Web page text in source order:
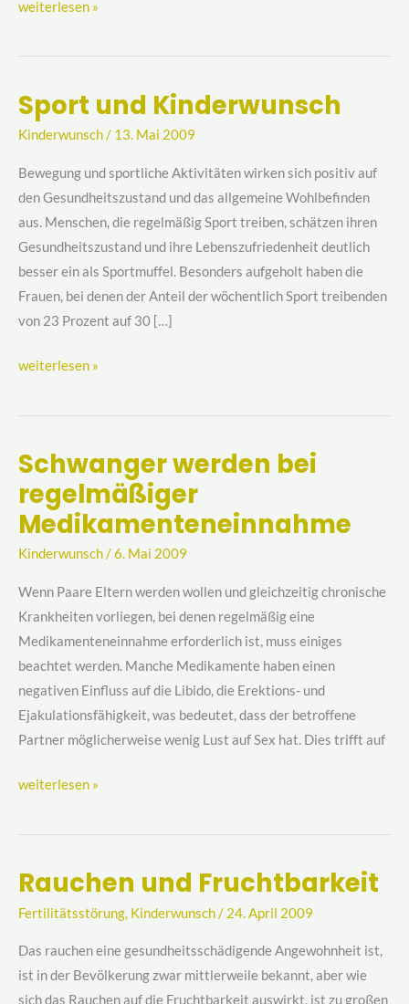
weiterlesen »
Sport und Kinderwunsch
Kinderwunsch/ 13. Mai 2009
Bewegung und sportliche Aktivitäten wirken sich positiv auf
den Gesundheitszustand und das allgemeine Wohlbefinden
aus. Menschen, die regelmäßig Sport treiben, schätzen ihren
Gesundheitszustand und ihre Lebenszufriedenheit deutlich
besser ein als Sportmuffel. Besonders aufgeholt haben die
Frauen, bei denen der Anteil der wöchentlich Sport treibenden
von 23 Prozent auf 30 […]
Sport
und
weiterlesen »
Schwanger werden bei
regelmäßiger
Medikamenteneinnahme
Kinderwunsch/6. Mai 2009
Wenn Paare Eltern werden wollen und gleichzeitig chronische
Krankheiten vorliegen, bei denen regelmäßig eine
Medikamenteneinnahme erforderlich ist, muss einiges
beachtet werden. Manche Medikamente haben einen
negativen Einfluss auf die Libido, die Erektions- und
Ejakulationsfähigkeit, was bedeutet, dass der betroffene
Partner möglicherweise wenig Lust auf Sex hat. Dies trifft auf
Schwanger
werden
regelmäßiger
Medikamenteneinnahme
weiterlesen »
Rauchen und Fruchtbarkeit
Fertilitätsstörung, Kinderwunsch/ 24. April 2009
Das rauchen eine gesundheitsschädigende Angewohnheit ist,
ist in der Bevölkerung zwar mittlerweile bekannt, aber wie
sich das Rauchen auf die Fruchtbarkeit auswirkt, ist zu großen
Rauchen